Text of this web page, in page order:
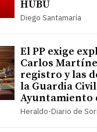
HUBU
Diego Santamaría
El PP exige
Carlos
registro y las
la Guardia
Ayuntamiento
Heraldo-Diario de